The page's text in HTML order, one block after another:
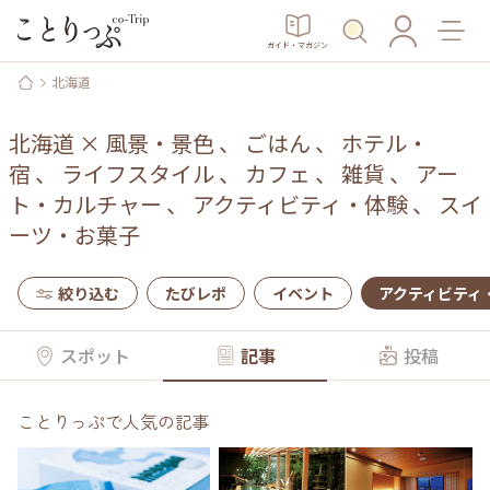
ガイド・マガジン
北海道
北海道 × 風景・景色、 ごはん 、 ホテル・
宿 、 ライフスタイル、 カフェ 、 雑貨 、 アー
ト・カルチャー 、 アクティビティ・体験、 スイ
ーツ・お菓子
絞り込む たびレポ イベント アクティビティ
スポット 記事 投稿
ことりっぷで人気の記事